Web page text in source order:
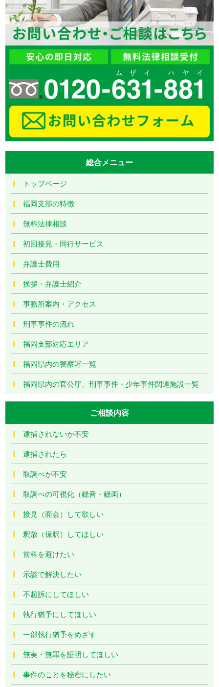
総合メニュー
トップページ
福岡支部の特徴
無料法律相談
初回接見・同行サービス
弁護士費用
挨拶・弁護士紹介
事務所案内・アクセス
刑事事件の流れ
福岡支部対応エリア
福岡県内の警察署一覧
福岡県内の官公庁、刑事事件・少年事件関連施設一覧
ご相談内容
逮捕されないか不安
逮捕されたら
取調べが不安
取調べの可視化（録音・録画）
接見（面会）して欲しい
釈放（保釈）してほしい
前科を避けたい
示談で解決したい
不起訴にしてほしい
執行猶予にしてほしい
一部執行猶予をめざす
無実・無罪を証明してほしい
事件のことを秘密にしたい